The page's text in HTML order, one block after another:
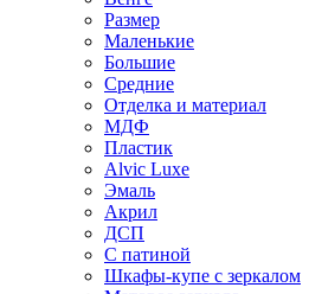
Размер
Маленькие
Большие
Средние
Отделка и материал
МДФ
Пластик
Alvic Luxe
Эмаль
Акрил
ДСП
С патиной
Шкафы-купе с зеркалом